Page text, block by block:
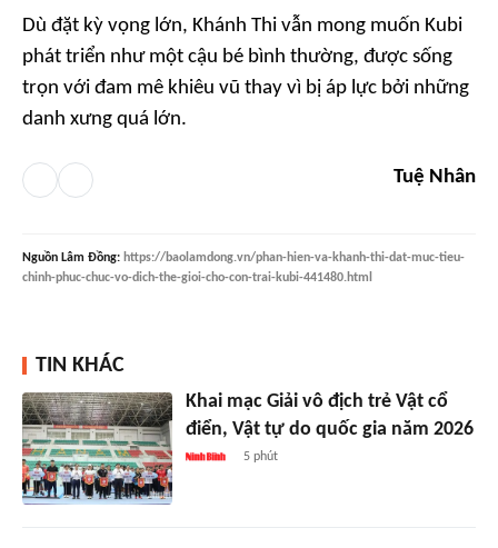
Dù đặt kỳ vọng lớn, Khánh Thi vẫn mong muốn Kubi
phát triển như một cậu bé bình thường, được sống
trọn với đam mê khiêu vũ thay vì bị áp lực bởi những
danh xưng quá lớn.
Tuệ Nhân
Nguồn Lâm Đồng: https://baolamdong.vn/phan-hien-va-khanh-thi-dat-muc-tieu-
chinh-phuc-chuc-vo-dich-the-gioi-cho-con-trai-kubi-441480.html
TIN KHÁC
Khai mạc Giải vô địch trẻ Vật cổ
điển, Vật tự do quốc gia năm 2026
5 phút